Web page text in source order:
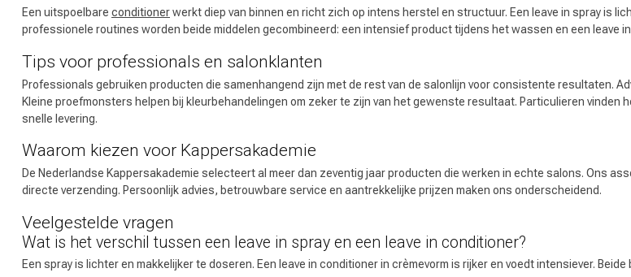
Omvorming CombiDeals
Keuze
Een uitspoelbare conditionerwerkt diep van binnen en richt zich op intens herstel en structuur. Een leave in spray is
professionele routines worden beide middelen gecombineerd: een intensief product tijdens het wassen en een leave
Tips voor professionals en salonklanten
Professionals gebruiken producten die samenhangend zijn met de rest van de salonlijn voor consistente resultaten.
Kleine proefmonsters helpen bij kleurbehandelingen om zeker te zijn van het gewenste resultaat. Particulieren vinden
snelle levering.
Waarom kiezen voor Kappersakademie
De Nederlandse Kappersakademie selecteert al meer dan zeventig jaar producten die werken in echte salons. Ons
directe verzending. Persoonlijk advies, betrouwbare service en aantrekkelijke prijzen maken ons onderscheidend.
Veelgestelde vragen
Wat is het verschil tussen een leave in spray en een leave in conditioner?
Een spray is lichter en makkelijker te doseren. Een leave in conditioner in crèmevorm is rijker en voedt intensiever.